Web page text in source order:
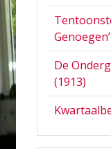
Genoegen’
De
(1913)